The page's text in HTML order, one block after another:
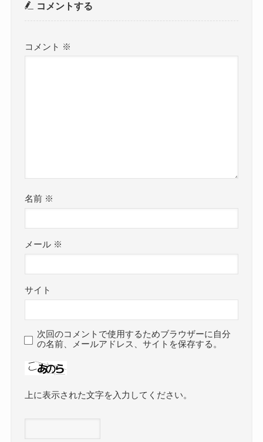
コメントする
コメント ※
名前 ※
メール ※
サイト
次回のコメントで使用するためブラウザーに自分
の名前、メールアドレス、サイトを保存する。
上に表示された文字を入力してください。